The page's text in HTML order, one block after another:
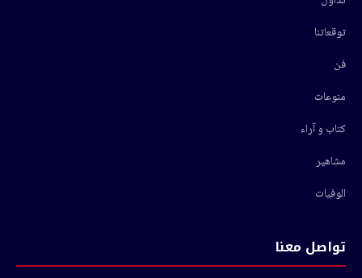
توقعاتنا
فن
منوعات
كتاب و آراء
مشاهير
الوفيات
تواصل معنا